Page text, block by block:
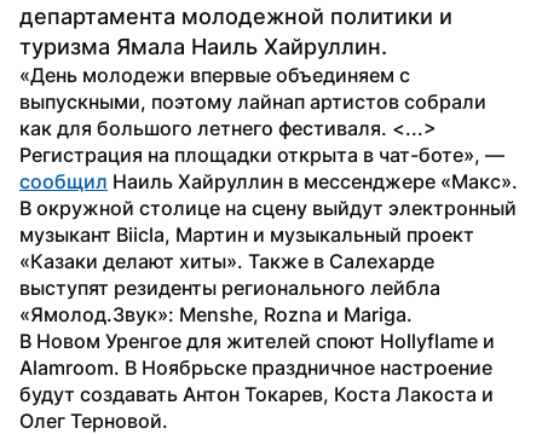
департамента молодежной политики и
туризма Ямала Наиль Хайруллин.
«День молодежи впервые объединяем с
выпускными, поэтому лайнап артистов собрали
как для большого летнего фестиваля. <...>
сообщил Наиль Хайруллин в мессенджере «Макс».
В окружной столице на сцену выйдут электронный
музыкант Biicla, Мартин и музыкальный проект
«Казаки делают хиты». Также в Салехарде
выступят резиденты регионального лейбла
«Ямолод.Звук»: Menshe, Rozna и Mariga.
В Новом Уренгое для жителей споют Hollyflame и
Alamroom. В Ноябрьске праздничное настроение
будут создавать Антон Токарев, Коста Лакоста и
Олег Терновой.